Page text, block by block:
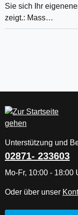
Sie sich Ihr
zeigt.: Mass…
Unterstützung und
02871- 233603
Mo-Fr, 10:00 - 18:00
Oder über unser